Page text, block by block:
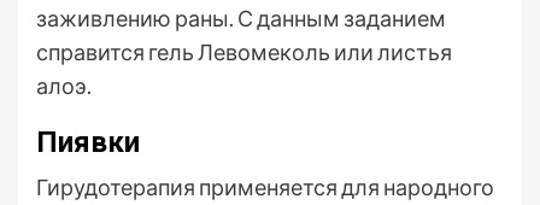
заживлению раны. С данным заданием
справится гель Левомеколь или листья
алоэ.
Пиявки
Гирудотерапия применяется для народного